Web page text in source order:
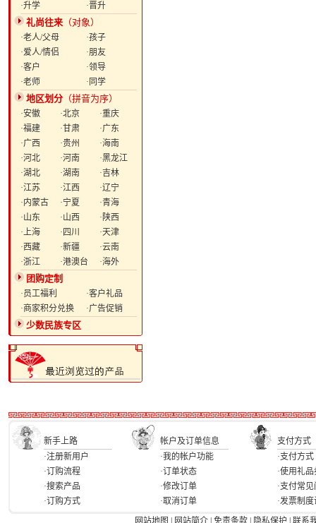
·升学
·晋升
礼尚往来 （对象）
·老人/父母
·孩子
·爱人/情侣
·朋友
·客户
·领导
·老师
·同学
地区划分 （拼音为序）
·安徽 ·北京
·重庆
·福建
·甘肃
·广东
·广西
·贵州
·海南
·河北
·河南
·黑龙江
·湖北
·湖南
·吉林
·江苏
·江西
·辽宁
·内蒙古
·宁夏
·青海
·山东
·山西
·陕西
·上海
·四川
·天津
·西藏
·新疆
·云南
·浙江
·港澳台 ·海外
团购定制
·员工福利
·客户礼品
·商家积分兑换
·广告促销
少数民族专区
新手上路 帐户及订单信息
支付方式
·注册新用户
·订购流程
·搜索产品
·订购方式
·我的帐户功能
·订单状态
·修改订单
·取消订单
·支付方式
·使用礼品
·支付常
·发票制
网站地图
网站简介 免责条款 隐私保护
联系